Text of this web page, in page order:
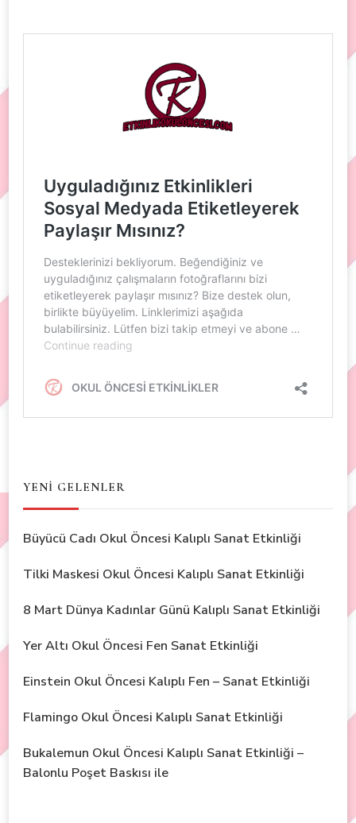
YENİ GELENLER
Büyücü Cadı Okul Öncesi Kalıplı Sanat Etkinliği
Tilki Maskesi Okul Öncesi Kalıplı Sanat Etkinliği
8 Mart Dünya Kadınlar Günü Kalıplı Sanat Etkinliği
Yer Altı Okul Öncesi Fen Sanat Etkinliği
Einstein Okul Öncesi Kalıplı Fen – Sanat Etkinliği
Flamingo Okul Öncesi Kalıplı Sanat Etkinliği
Bukalemun Okul Öncesi Kalıplı Sanat Etkinliği –
Balonlu Poşet Baskısı ile